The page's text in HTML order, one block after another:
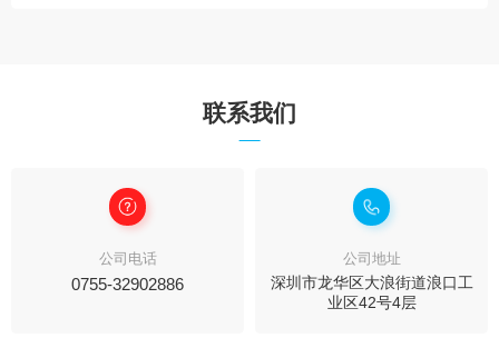
联系我们
公司电话
0755-32902886
公司地址
深圳市龙华区大浪街道浪口工
业区42号4层